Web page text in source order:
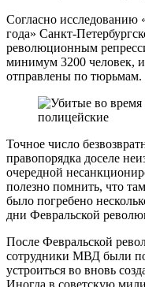
Согласно исследованию
года» Санкт-
революционным
минимум 3200 человек,
отправлены по тюрьмам.
Точное число
правопорядка доселе
очередной
полезно помнить, что
было погребено
дни Февральской
После Февральской
сотрудники МВД были
устроиться во вновь
Иногда в советскую